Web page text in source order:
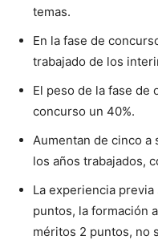
temas.
En la fase de
trabajado de los
El peso de la fase de
concurso un 40%.
Aumentan de cinco
los años trabajados,
La experiencia
puntos, la formación
méritos 2 puntos, no